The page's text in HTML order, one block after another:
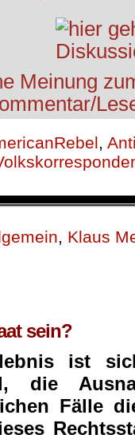
,
, Klaus
sein?
ist
die
Fälle